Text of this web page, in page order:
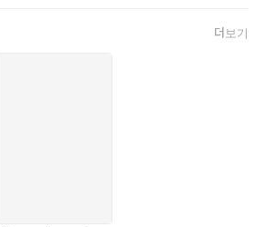
더보기